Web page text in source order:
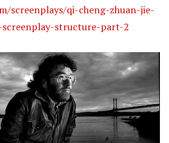
screenplays/qi-cheng-zhuan-jie-
structure-part-2